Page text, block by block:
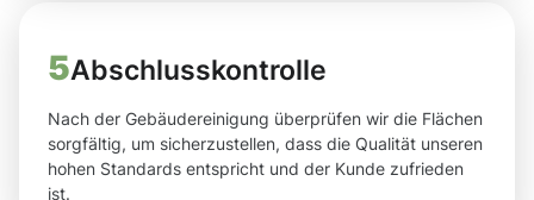
5Abschlusskontrolle
Nach der Gebäudereinigung überprüfen wir die Flächen
sorgfältig, um sicherzustellen, dass die Qualität unseren
hohen Standards entspricht und der Kunde zufrieden
ist.